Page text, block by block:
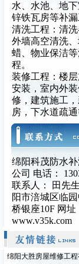
水、水池、地下
锌铁瓦房等补漏
清洗工程：清洗
外墙高空清洗
蜡、物业保洁
程。
装修工程：楼
安装，室内外
修，建筑施工
房，下水道疏通
绵阳科茂防水
公司 电话：
联系人： 田先
阳市涪城区临
桥银座10F 网址
www.v35k.com
绵阳大胜房屋维修工程